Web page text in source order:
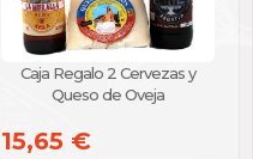
Caja Regalo 2 Cervezas y
Queso de Oveja
15,65 €